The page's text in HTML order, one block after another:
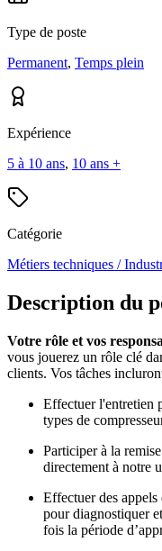
Type de poste
Permanent, Temps plein
Expérience
5 à 10 ans, 10 ans +
Catégorie
Métiers techniques /
Description du
Votre rôle et vos
vous jouerez un rôle clé
clients. Vos tâches
Effectuer l'entretien
types de
Participer à la
directement à notre
Effectuer des
pour diagnostiquer
fois la période